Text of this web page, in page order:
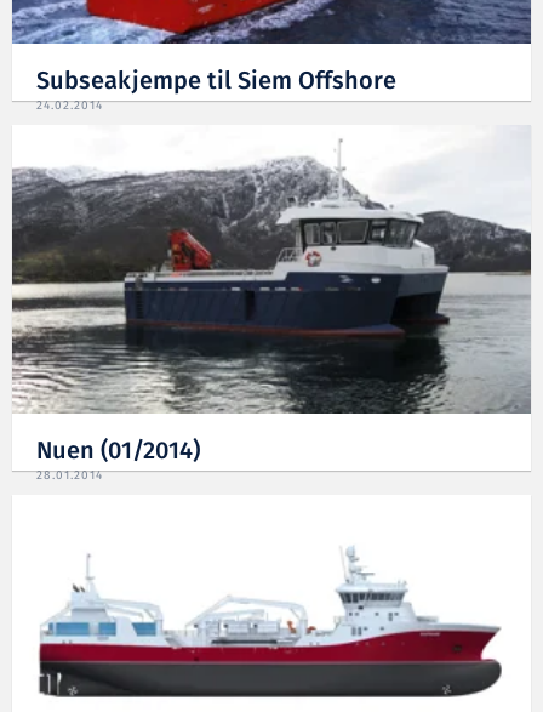
Subseakjempe til Siem Offshore
24.02.2014
Nuen (01/2014)
28.01.2014